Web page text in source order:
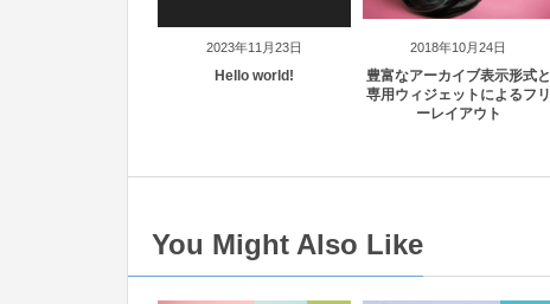
2023年11月23日
Hello world!
2018年10月24日
豊富なアーカイブ表示形式と
専用ウィジェットによるフリ
ーレイアウト
You Might Also Like